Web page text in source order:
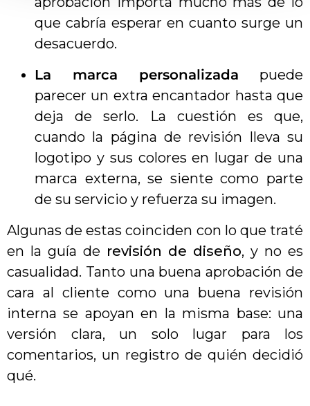
que cabría esperar en cuanto surge un
desacuerdo.
La marca personalizada puede
parecer un extra encantador hasta que
deja de serlo. La cuestión es que,
cuando la página de revisión lleva su
logotipo y sus colores en lugar de una
marca externa, se siente como parte
de su servicio y refuerza su imagen.
Algunas de estas coinciden con lo que traté
en la guía de revisión de diseño, y no es
casualidad. Tanto una buena aprobación de
cara al cliente como una buena revisión
interna se apoyan en la misma base: una
versión clara, un solo lugar para los
comentarios, un registro de quién decidió
qué.